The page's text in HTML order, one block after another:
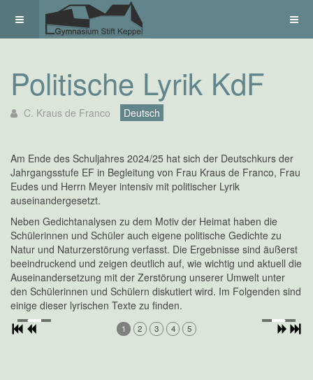
Politische Lyrik KdF
C. Kraus de Franco Deutsch
Am Ende des Schuljahres 2024/25 hat sich der Deutschkurs der
Jahrgangsstufe EF in Begleitung von Frau Kraus de Franco, Frau
Eudes und Herrn Meyer intensiv mit politischer Lyrik
auseinandergesetzt.
Neben Gedichtanalysen zu dem Motiv der Heimat haben die
Schülerinnen und Schüler auch eigene politische Gedichte zu
Natur und Naturzerstörung verfasst. Die Ergebnisse sind äußerst
beeindruckend und zeigen deutlich auf, wie wichtig und aktuell die
Auseinandersetzung mit der Zerstörung unserer Umwelt unter
den Schülerinnen und Schülern diskutiert wird. Im Folgenden sind
einige dieser lyrischen Texte zu finden.
1 2 3 4 5